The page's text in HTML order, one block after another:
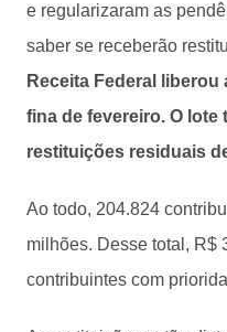
e regularizaram as
saber se receberão
Receita Federal
fina de fevereiro. O lote
restituições residuais
Ao todo, 204.824
milhões. Desse total, R$
contribuintes com